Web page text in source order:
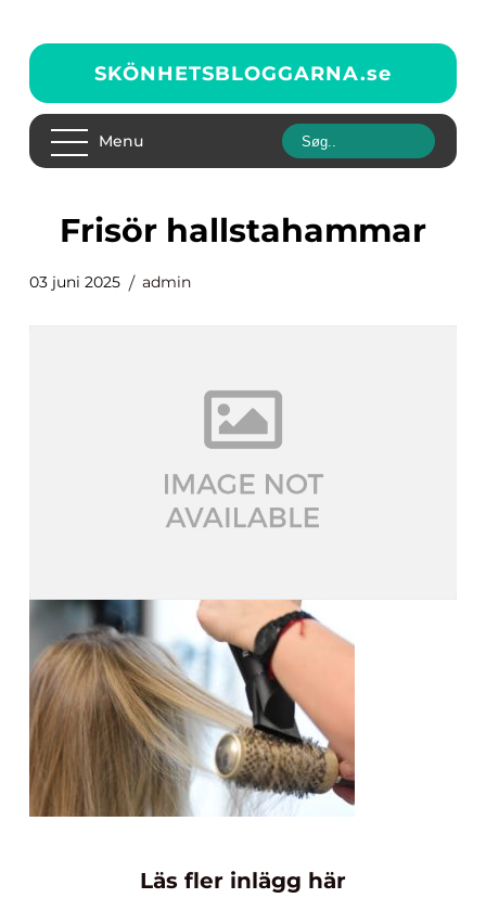
SKÖNHETSBLOGGARNA.se
Menu
frisör hallstahammar
03 juni 2025 admin
Läs fler inlägg här